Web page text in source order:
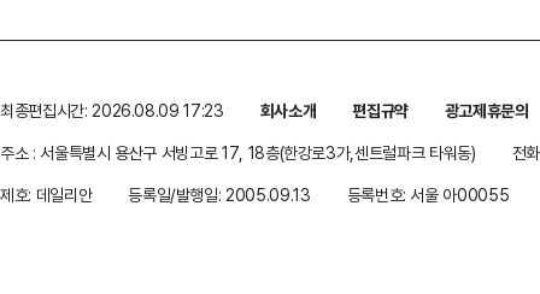
최종편집시간: 2026.08.09 17:23 회사소개 편집규약
광고제휴문의
주소 : 서울특별시 용산구 서빙고로 17, 18층(한강로3가,센트럴파크 타워동)
전
제호: 데일리안
등록일/발행일: 2005.09.13 등록번호: 서울 아00055